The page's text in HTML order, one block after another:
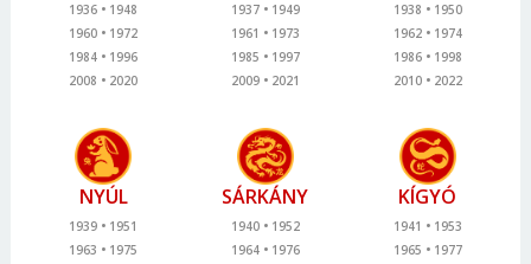
1936
1948
1960
1972
1984
1996
2008
2020
1937
1949
1961
1973
1985
1997
2009
2021
1938
1950
1962
1974
1986
1998
2010
2022
NYÚL
1939
1951
1963
1975
SÁRKÁNY
1940
1952
1964
1976
KÍGYÓ
1941
1953
1965
1977